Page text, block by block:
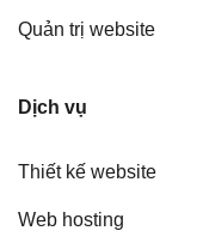
Quản trị website
Dịch vụ
Thiết kế website
Web hosting